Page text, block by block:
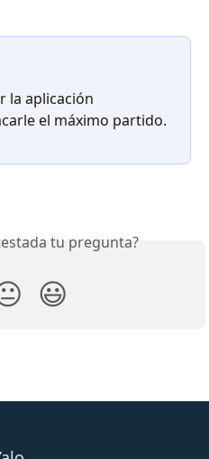
la aplicación
el máximo partido.
tu pregunta?
😃